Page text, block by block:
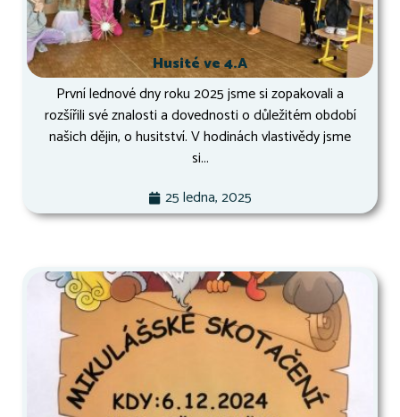
Husité ve 4.A
První lednové dny roku 2025 jsme si zopakovali a
rozšířili své znalosti a dovednosti o důležitém období
našich dějin, o husitství. V hodinách vlastivědy jsme
si...
25 ledna, 2025